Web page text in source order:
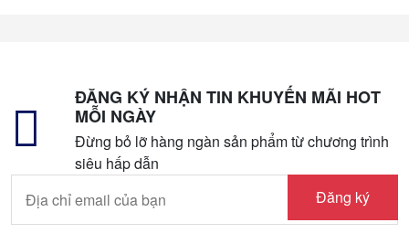
ĐĂNG KÝ NHẬN TIN KHUYẾN MÃI HOT
MỖI NGÀY
Đừng bỏ lỡ hàng ngàn sản phẩm từ chương trình
siêu hấp dẫn
Đăng ký